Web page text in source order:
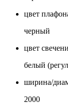
цвет
черный
цвет
белый
ширина/
2000